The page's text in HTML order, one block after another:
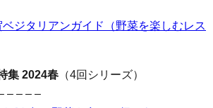
ベジタリアンガイド（野菜を楽しむレス
集 2024春 （4回シリーズ）
– – – –